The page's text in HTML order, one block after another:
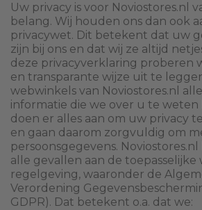
Uw privacy is voor Noviostores.nl
belang. Wij houden ons dan ook
privacywet. Dit betekent dat uw
zijn bij ons en dat wij ze altijd
deze privacyverklaring proberen
en transparante wijze uit te
webwinkels van Noviostores.nl
informatie die we over u te weten
doen er alles aan om uw privacy
en gaan daarom zorgvuldig om
persoonsgegevens.
alle gevallen aan de toepasselijke
regelgeving, waaronder de
Verordening
GDPR). Dat betekent o.a. dat we: